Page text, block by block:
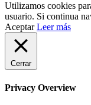
Utilizamos cookies
usuario. Si continua
Aceptar Leer más
Cerrar
Privacy Overview